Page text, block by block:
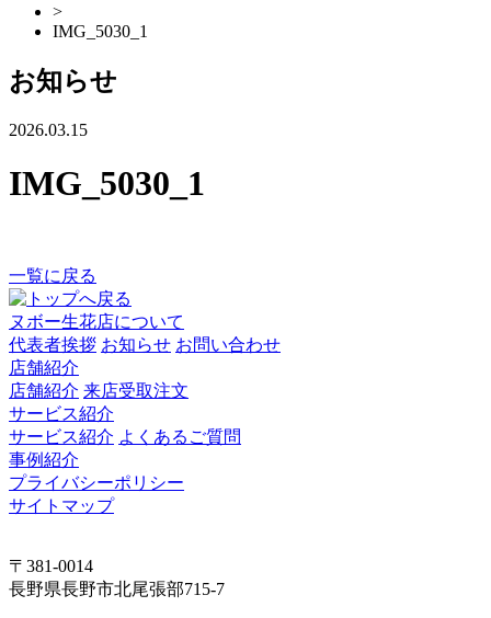
>
IMG_5030_1
お知らせ
2026.03.15
IMG_5030_1
一覧に戻る
ヌボー生花店について
代表者挨拶 お知らせ お問い合わせ
店舗紹介
店舗紹介 来店受取注文
サービス紹介
サービス紹介 よくあるご質問
事例紹介
プライバシーポリシー
サイトマップ
〒381-0014
長野県長野市北尾張部715-7